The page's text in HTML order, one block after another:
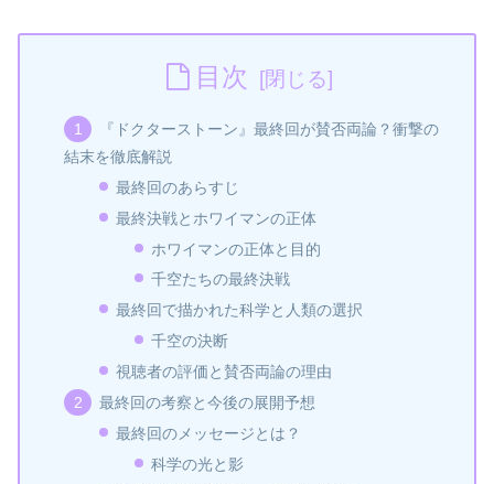
目次
『ドクターストーン』最終回が賛否両論？衝撃の
結末を徹底解説
最終回のあらすじ
最終決戦とホワイマンの正体
ホワイマンの正体と目的
千空たちの最終決戦
最終回で描かれた科学と人類の選択
千空の決断
視聴者の評価と賛否両論の理由
最終回の考察と今後の展開予想
最終回のメッセージとは？
科学の光と影